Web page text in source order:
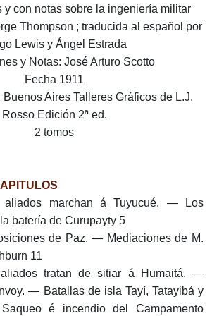
y con notas sobre la ingeniería militar
Thompson ; traducida al español por
Lewis y Ángel Estrada
y Notas: José Arturo Scotto
Fecha 1911
Aires Talleres Gráficos de L.J.
Rosso Edición 2ª ed.
2 tomos
marchan á Tuyucué. — Los
batería de Curupayty 5
de Paz. — Mediaciones de M.
11
tratan de sitiar á Humaitá. —
— Batallas de isla Tayí, Tatayibá y
é incendio del Campamento